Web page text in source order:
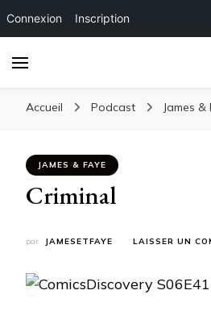
Connexion Inscription
Accueil Podcast James &
JAMES & FAYE
Criminal
par JAMESETFAYE LAISSER UN